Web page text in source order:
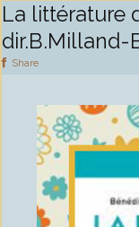
La littérature
dir.B.Milland-
Share